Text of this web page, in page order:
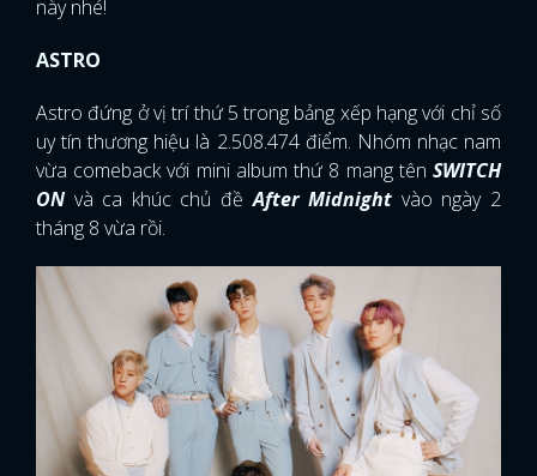
này nhé!
ASTRO
Astro đứng ở vị trí thứ 5 trong bảng xếp hạng với chỉ số
uy tín thương hiệu là 2.508.474 điểm. Nhóm nhạc nam
vừa comeback với mini album thứ 8 mang tên SWITCH
ON và ca khúc chủ đềAfter Midnight vào ngày 2
tháng 8 vừa rồi.